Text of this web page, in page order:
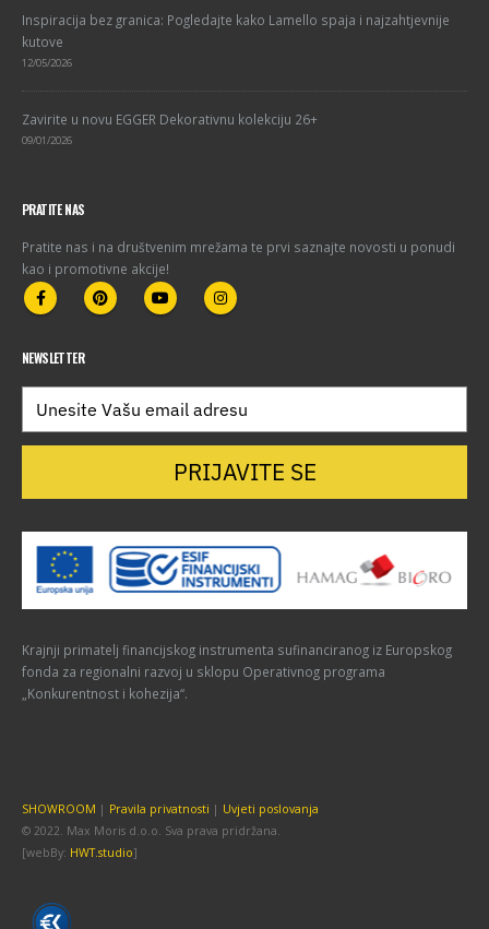
Inspiracija bez granica: Pogledajte kako Lamello spaja i najzahtjevnije
kutove
12/05/2026
Zavirite u novu EGGER Dekorativnu kolekciju 26+
09/01/2026
PRATITE NAS
Pratite nas i na društvenim mrežama te prvi saznajte novosti u ponudi
kao i promotivne akcije!
NEWSLETTER
PRIJAVITE SE
Krajnji primatelj financijskog instrumenta sufinanciranog iz Europskog
fonda za regionalni razvoj u sklopu Operativnog programa
„Konkurentnost i kohezija“.
SHOWROOM | Pravila privatnosti | Uvjeti poslovanja
© 2022. Max Moris d.o.o. Sva prava pridržana.
[webBy: HWT.studio]